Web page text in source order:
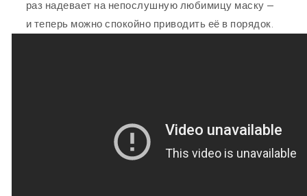
раз надевает на непослушную любимицу маску —
и теперь можно спокойно приводить её в порядок.